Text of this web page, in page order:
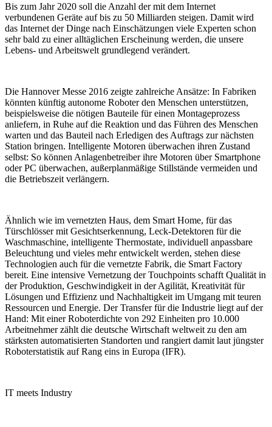
Bis zum Jahr 2020 soll die Anzahl der mit dem Internet
verbundenen Geräte auf bis zu 50 Milliarden steigen. Damit wird
das Internet derDinge nach Einschätzungen viele Experten schon
sehr bald zu eineralltäglichen Erscheinung werden, die unsere
Lebens- und Arbeitswelt grundlegend verändert.
Die Hannover Messe 2016 zeigte zahlreiche Ansätze: In Fabriken
könnten künftig autonome Roboter den Menschen unterstützen,
beispielsweise die nötigen Bauteile für einen Montageprozess
anliefern, in Ruhe auf die Reaktion und das Führen des Menschen
warten und das Bauteil nach Erledigen des Auftrags zur nächsten
Station bringen. Intelligente Motoren überwachen ihren Zustand
selbst: So können Anlagenbetreiber ihre Motoren über Smartphone
oder PC überwachen, außerplanmäßige Stillstände vermeiden und
die Betriebszeit verlängern.
Ähnlich wie im vernetzten Haus, dem Smart Home, für das
Türschlösser mit Gesichtserkennung, Leck-Detektoren für die
Waschmaschine, intelligente Thermostate, individuell anpassbare
Beleuchtung und vieles mehr entwickelt werden, stehen diese
Technologien auch für die vernetzte Fabrik, die Smart Factory
bereit. Eine intensive Vernetzung der Touchpoints schafft Qualität in
der Produktion, Geschwindigkeit in der Agilität, Kreativität für
Lösungen und Effizienz und Nachhaltigkeit im Umgang mit teuren
Ressourcen und Energie. Der Transfer für die Industrie liegt auf der
Hand: Mit einer Roboterdichte von 292 Einheiten pro 10.000
Arbeitnehmer zählt die deutsche Wirtschaft weltweit zu den am
stärksten automatisierten Standorten und rangiert damit laut jüngster
Roboterstatistik auf Rang eins in Europa (IFR).
IT meets Industry